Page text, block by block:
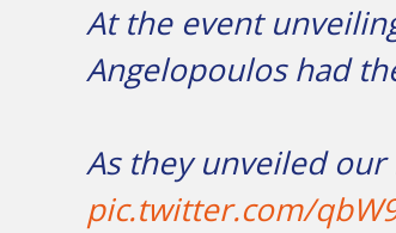
At the event
Angelopoulos had
As they unveiled
pic.twitter.com/